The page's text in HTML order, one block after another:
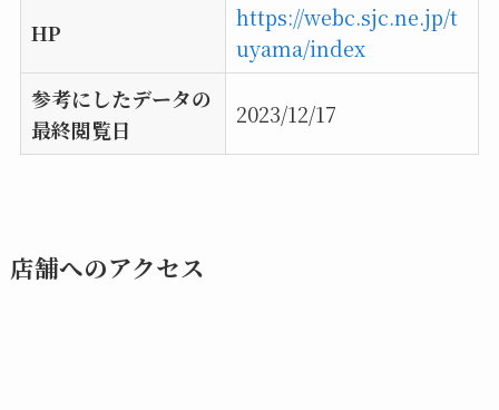
HP
https://webc.sjc.ne.jp/t
uyama/index
参考にしたデータの
最終閲覧日
2023/12/17
店舗へのアクセス